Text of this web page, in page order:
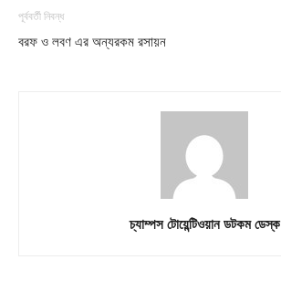
পূর্ববর্তী নিবন্ধ
বরফ ও লবণ এর অন্যরকম রসায়ন
চ্যাম্পস টোয়েন্টিওয়ান ডটকম ডেস্ক